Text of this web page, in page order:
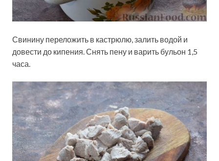
Свинину переложить в кастрюлю, залить водой и
довести до кипения. Снять пену и варить бульон 1,5
часа.